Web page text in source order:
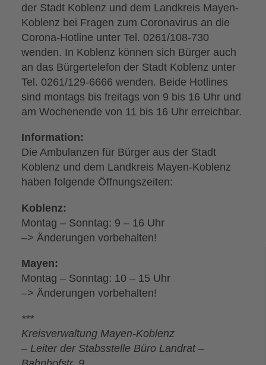
der Stadt Koblenz und dem Landkreis Mayen-
Koblenz bei Fragen zum Coronavirus an die
Corona-Hotline unter Tel. 0261/108-730
wenden. In Koblenz können sich Bürger auch
an das Bürgertelefon der Stadt Koblenz unter
Tel. 0261/129-6666 wenden. Beide Hotlines
sind montags bis freitags von 9 bis 16 Uhr und
am Wochenende von 11 bis 16 Uhr erreichbar.
Information:
Die Ambulanzen für Bürger aus der Stadt
Koblenz und dem Landkreis Mayen-Koblenz
haben folgende Öffnungszeiten:
Koblenz:
Montag – Sonntag: 9 – 16 Uhr
–> Änderungen vorbehalten!
Mayen:
Montag – Sonntag: 10 – 15 Uhr
–> Änderungen vorbehalten!
***
Kreisverwaltung Mayen-Koblenz
– Leiter der Stabsstelle Büro Landrat –